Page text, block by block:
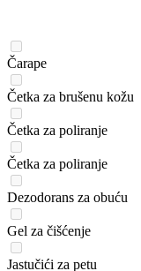
Čarape
Četka za brušenu kožu
Četka za poliranje
Četka za poliranje
Dezodorans za obuću
Gel za čišćenje
Jastučići za petu